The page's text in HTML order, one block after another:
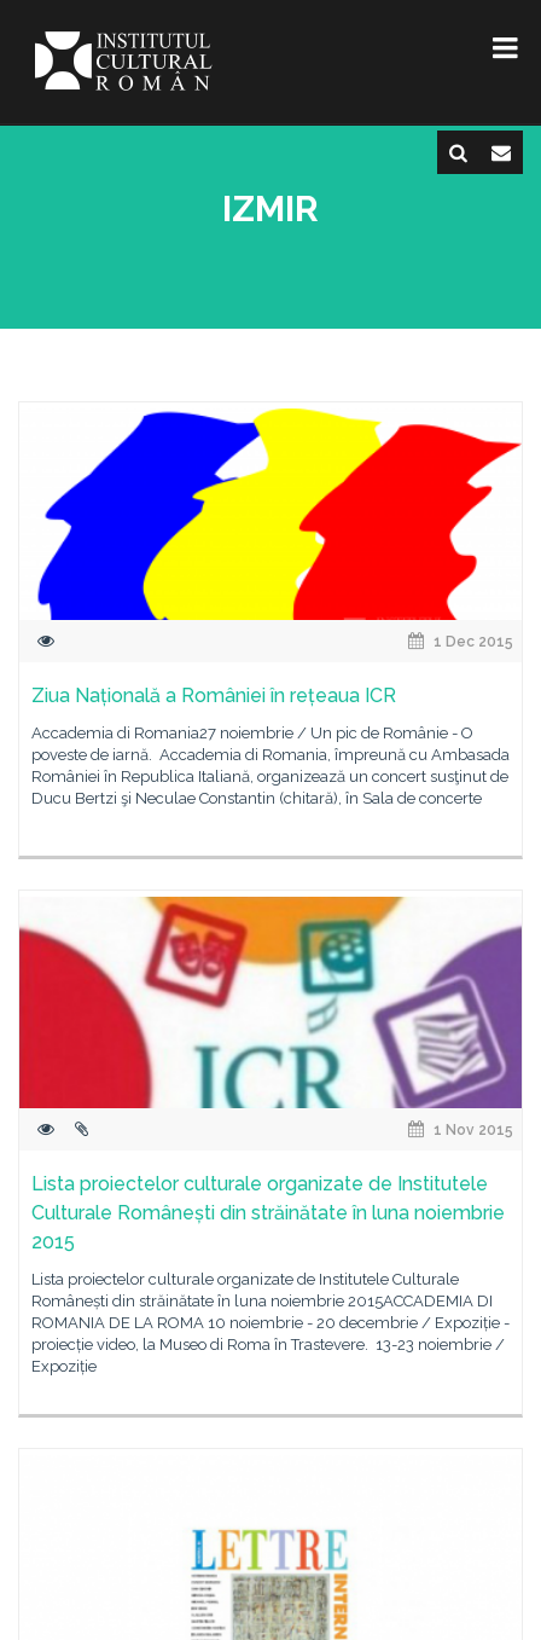
IZMIR
1 Dec 2015
Ziua Națională a României în rețeaua ICR
Accademia di Romania27 noiembrie / Un pic de Românie - O
poveste de iarnă. Accademia di Romania, împreună cu Ambasada
României în Republica Italiană, organizează un concert susţinut de
Ducu Bertzi şi Neculae Constantin (chitară), în Sala de concerte
1 Nov 2015
Lista proiectelor culturale organizate de Institutele
Culturale Românești din străinătate în luna noiembrie
2015
Lista proiectelor culturale organizate de Institutele Culturale
Românești din străinătate în luna noiembrie 2015ACCADEMIA DI
ROMANIA DE LA ROMA 10 noiembrie - 20 decembrie / Expoziție -
proiecție video, la Museo di Roma în Trastevere. 13-23 noiembrie /
Expoziție